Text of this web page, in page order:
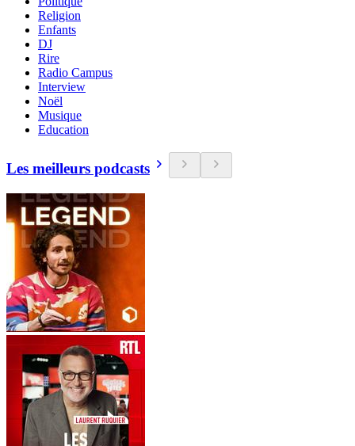
Religion
Enfants
DJ
Rire
Radio Campus
Interview
Noël
Musique
Education
Les meilleurs podcasts